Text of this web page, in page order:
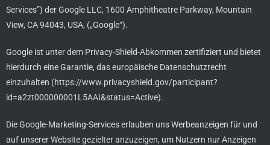
Services”) der Google LLC, 1600 Amphitheatre Parkway, Mountain
View, CA 94043, USA, („Google“).
Google ist unter dem Privacy-Shield-Abkommen zertifiziert und bietet
hierdurch eine Garantie, das europäische Datenschutzrecht
einzuhalten (https://www.privacyshield.gov/participant?
id=a2zt000000001L5AAI&status=Active).
Die Google-Marketing-Services erlauben uns Werbeanzeigen für und
auf unserer Website gezielter anzuzeigen, um Nutzern nur Anzeigen